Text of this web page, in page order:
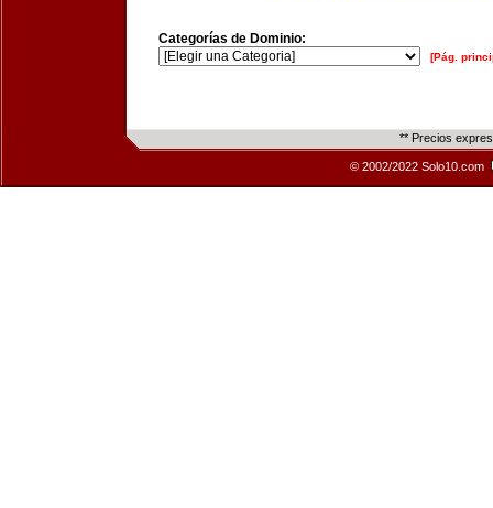
Categorías de Dominio:
[Pág.
** Precios
© 2002/2022 Solo10.com